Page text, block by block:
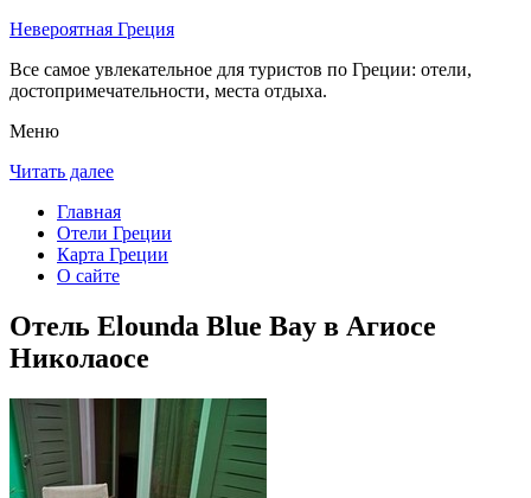
Невероятная Греция
Все самое увлекательное для туристов по Греции: отели,
достопримечательности, места отдыха.
Меню
Читать далее
Главная
Отели Греции
Карта Греции
О сайте
Отель Elounda Blue Bay в Агиосе
Николаосе